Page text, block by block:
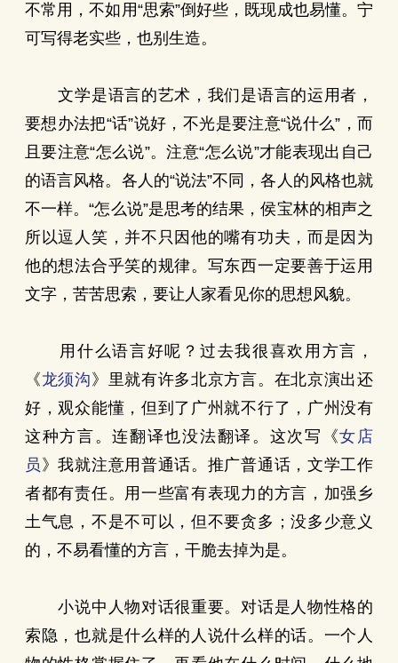
不常用，不如用“思索”倒好些，既现成也易懂。宁
可写得老实些，也别生造。
文学是语言的艺术，我们是语言的运用者，
要想办法把“话”说好，不光是要注意“说什么”，而
且要注意“怎么说”。注意“怎么说”才能表现出自己
的语言风格。各人的“说法”不同，各人的风格也就
不一样。“怎么说”是思考的结果，侯宝林的相声之
所以逗人笑，并不只因他的嘴有功夫，而是因为
他的想法合乎笑的规律。写东西一定要善于运用
文字，苦苦思索，要让人家看见你的思想风貌。
用什么语言好呢？过去我很喜欢用方言，
《龙须沟 》里就有许多北京方言。在北京演出还
好，观众能懂，但到了广州就不行了，广州没有
这种方言。连翻译也没法翻译。这次写《女店
员 》我就注意用普通话。推广普通话，文学工作
者都有责任。用一些富有表现力的方言，加强乡
土气息，不是不可以，但不要贪多；没多少意义
的，不易看懂的方言，干脆去掉为是。
小说中人物对话很重要。对话是人物性格的
索隐，也就是什么样的人说什么样的话。一个人